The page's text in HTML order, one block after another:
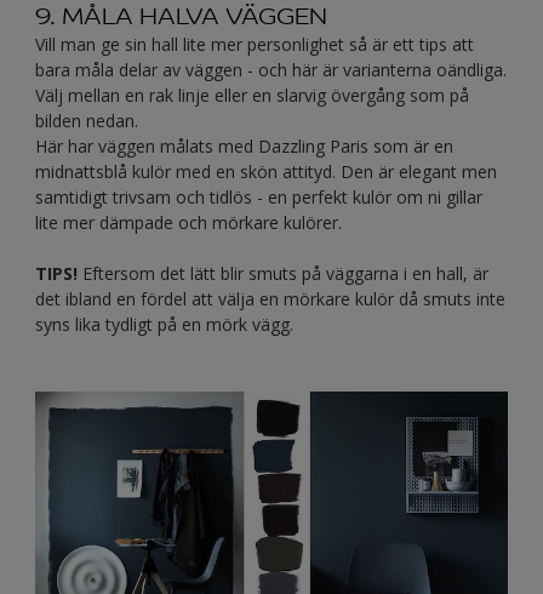
9. MÅLA HALVA VÄGGEN
Vill man ge sin hall lite mer personlighet så är ett tips att
bara måla delar av väggen - och här är varianterna oändliga.
Välj mellan en rak linje eller en slarvig övergång som på
bilden nedan.
Här har väggen målats med Dazzling Paris som är en
midnattsblå kulör med en skön attityd. Den är elegant men
samtidigt trivsam och tidlös - en perfekt kulör om ni gillar
lite mer dämpade och mörkare kulörer.
TIPS! Eftersom det lätt blir smuts på väggarna i en hall, är
det ibland en fördel att välja en mörkare kulör då smuts inte
syns lika tydligt på en mörk vägg.